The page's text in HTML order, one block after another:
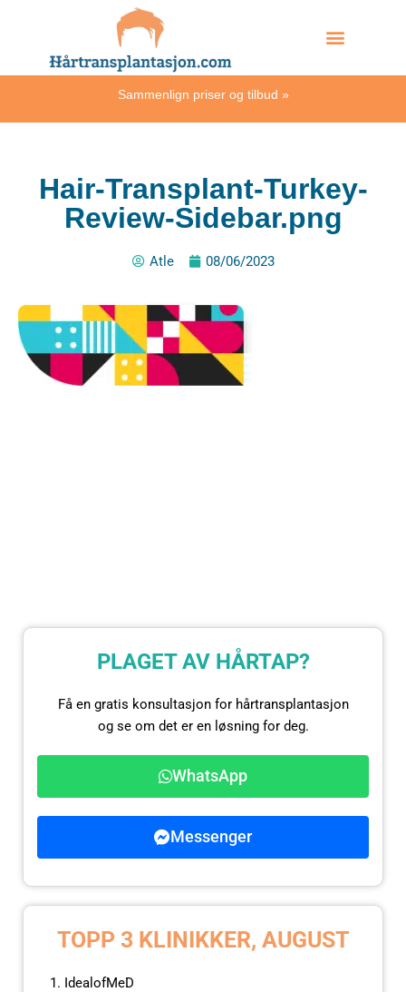
Sammenlign priser og tilbud »
Hair-Transplant-Turkey-
Review-Sidebar.png
Atle 08/06/2023
PLAGET AV HÅRTAP?
Få en gratis konsultasjon for hårtransplantasjon
og se om det er en løsning for deg.
WhatsApp
Messenger
TOPP 3 KLINIKKER, AUGUST
IdealofMeD